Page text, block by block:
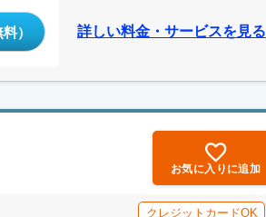
料） 詳しい料金・サービスを見る
お気に入りに追加
クレジットカードOK